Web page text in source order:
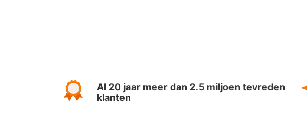
Al 20 jaar meer dan 2.5 miljoen tevreden
klanten